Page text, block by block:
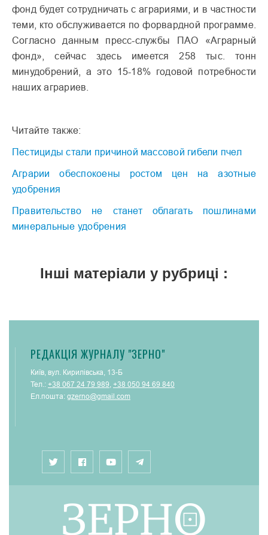
фонд будет сотрудничать с аграриями, и в частности
теми, кто обслуживается по форвардной программе.
Согласно данным пресс-службы ПАО «Аграрный
фонд», сейчас здесь имеется 258 тыс. тонн
минудобрений, а это 15-18% годовой потребности
наших аграриев.
Читайте также:
Пестициды стали причиной массовой гибели пчел
Аграрии обеспокоены ростом цен на азотные
удобрения
Правительство не станет облагать пошлинами
минеральные удобрения
Інші матеріали у рубриці :
РЕДАКЦІЯ ЖУРНАЛУ "ЗЕРНО"
Київ, вул. Кирилівська, 13-Б
Тел.: +38 067 24 79 989, +38 050 94 69 840
Ел.пошта: gzerno@gmail.com